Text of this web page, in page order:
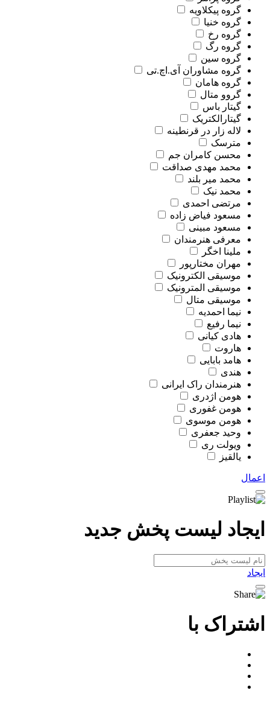
گروه پیکلاویه
گروه خنیا
گروه رخ
گروه رگ
گروه سین
گروه مشاوران آی.اچ.تی
گروه هامان
گروو متال
گیتار باس
گیتارالکتریک
لاله زار در قرنطینه
مترسک
محسن کامران جم
محمد مهدی صداقت
محمد میر بلند
محمد نیک
مرتضی احمدی
مسعود فیاض زاده
مسعود مبینی
معرفی هنرمندان
ملینا اخگر
مهران مختارپور
موسیقی الکترونیک
موسیقی المترونیک
موسیقی متال
نیما احمدیه
نیما رفیع
هادی کیانی
هاروت
هامد بابایی
هندی
هنرمندان راک ایرانی
هومن اژدری
هومن غفوری
هومن موسوی
وحید جعفری
ویولت ری
یالقیز
اعمال
ایجاد لیست پخش جدید
ایجاد
اشتراک با